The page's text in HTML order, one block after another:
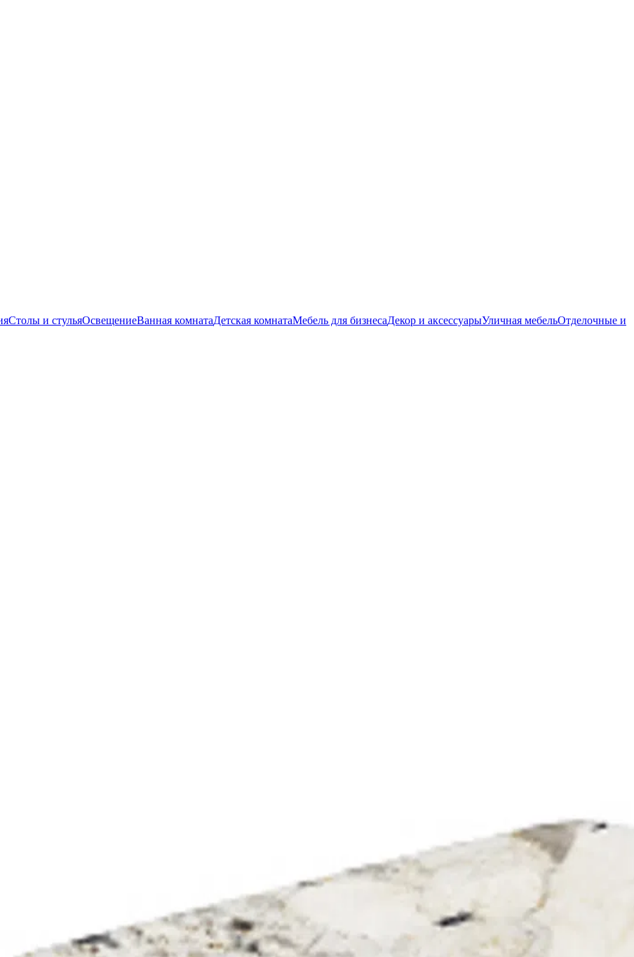
Столы и стульяОсвещениеВанная комнатаДетская комнатаМебель для бизнесаДекор и аксессуарыУличная мебельОтделочные и